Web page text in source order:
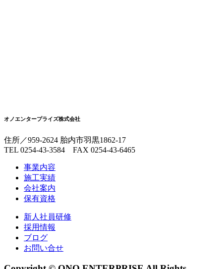
オノエンタープライズ株式会社
住所／959-2624 胎内市羽黒1862-17
TEL 0254-43-3584 FAX 0254-43-6465
事業内容
施工実績
会社案内
保有資格
新人社員研修
採用情報
ブログ
お問い合せ